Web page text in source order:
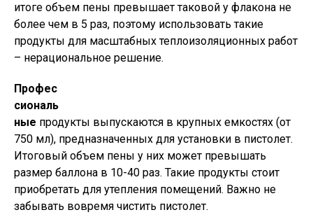
итоге объем пены превышает таковой у флакона не
более чем в 5 раз, поэтому использовать такие
продукты для масштабных теплоизоляционных работ
– нерациональное решение.
Профес
сиональ
ные продукты выпускаются в крупных емкостях (от
750 мл), предназначенных для установки в пистолет.
Итоговый объем пены у них может превышать
размер баллона в 10-40 раз. Такие продукты стоит
приобретать для утепления помещений. Важно не
забывать вовремя чистить пистолет.